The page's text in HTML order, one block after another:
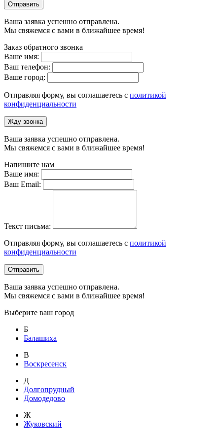
Отправить
Ваша заявка успешно отправлена.
Мы свяжемся с вами в ближайшее время!
Заказ обратного звонка
Ваше имя:
Ваш телефон:
Ваше город:
Отправляя форму, вы соглашаетесь с политикой
конфиденциальности
Жду звонка
Ваша заявка успешно отправлена.
Мы свяжемся с вами в ближайшее время!
Напишите нам
Ваше имя:
Ваш Email:
Текст письма:
Отправляя форму, вы соглашаетесь с политикой
конфиденциальности
Отправить
Ваша заявка успешно отправлена.
Мы свяжемся с вами в ближайшее время!
Выберите ваш город
Б
Балашиха
В
Воскресенск
Д
Долгопрудный
Домодедово
Ж
Жуковский